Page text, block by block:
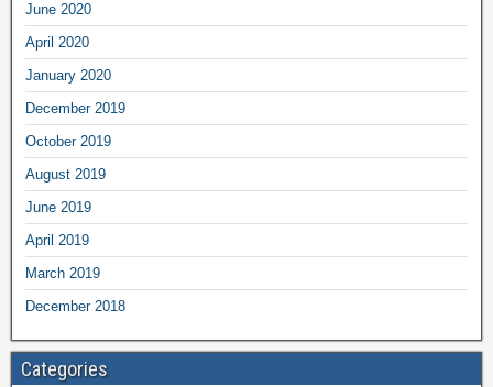
June 2020
April 2020
January 2020
December 2019
October 2019
August 2019
June 2019
April 2019
March 2019
December 2018
Categories